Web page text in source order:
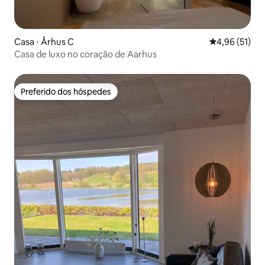
Casa ⋅ Århus C 4,96 de uma
4,96 (51)
Casa de luxo no coração de Aarhus
Preferido dos hóspedes
Preferido dos hóspedes